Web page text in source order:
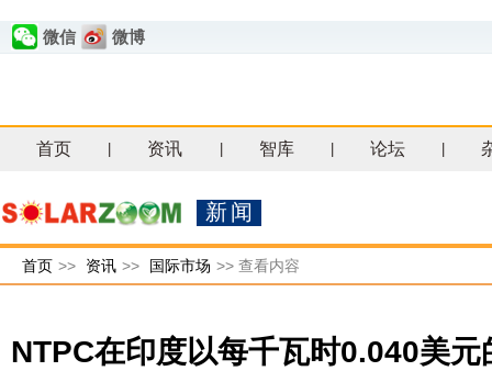
微信 微博
首页 资讯 智库 论坛
新闻
首页 >> 资讯 >> 国际市场 >> 查看内容
NTPC在印度以每千瓦时0.040美